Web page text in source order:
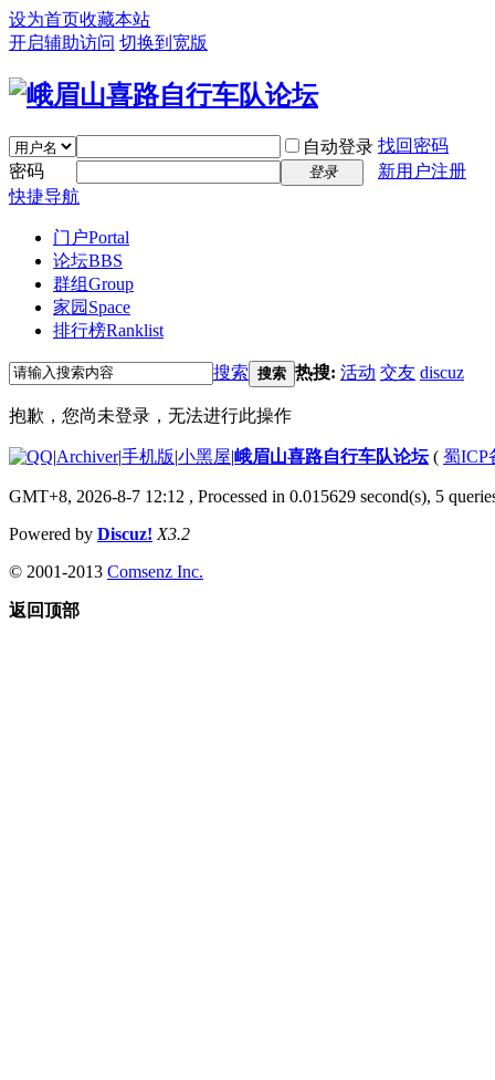
设为首页收藏本站
开启辅助访问 切换到宽版
自动登录 找回密码
密码
登录
新用户注册
快捷导航
门户Portal
论坛BBS
群组Group
家园 Space
排行榜Ranklist
搜索 搜索 热搜: 活动 交友 discuz
抱歉，您尚未登录，无法进行此操作
|Archiver|手机版|小黑屋|峨眉山喜路自行车队论坛( 蜀ICP
GMT+8, 2026-8-7 12:12 , Processed in 0.015629 second(s), 5
Powered by Discuz! X3.2
© 2001-2013 Comsenz Inc.
返回顶部